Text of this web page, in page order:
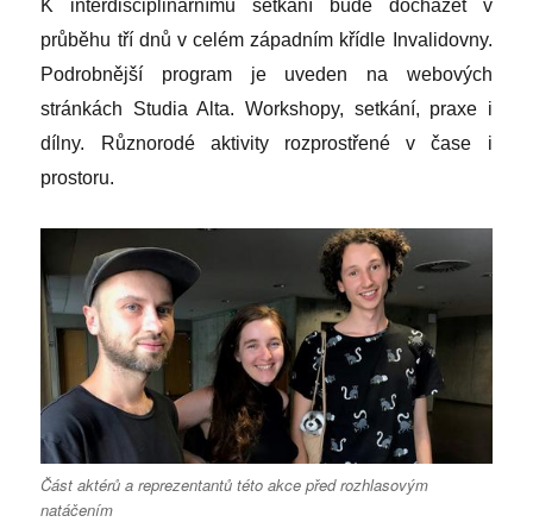
K interdisciplinárnímu setkání bude docházet v
průběhu tří dnů v celém západním křídle Invalidovny.
Podrobnější program je uveden na webových
stránkách Studia Alta. Workshopy, setkání, praxe i
dílny. Různorodé aktivity rozprostřené v čase i
prostoru.
Část aktérů a reprezentantů této akce před rozhlasovým
natáčením